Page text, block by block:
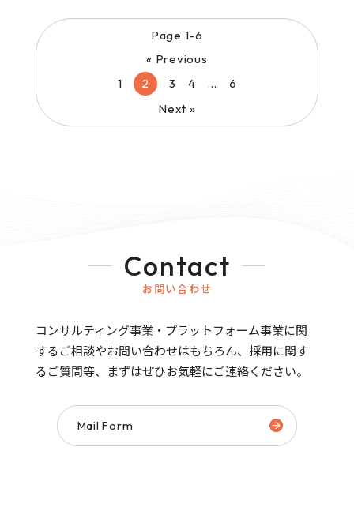
Page 1-6
« Previous
1
2 3 4 …
6
Next »
Contact
お問い合わせ
コンサルティング事業・プラットフォーム事業に関
するご相談やお問い合わせはもちろん、 採用に関す
るご質問等、まずはぜひお気軽にご連絡ください。
Mail Form